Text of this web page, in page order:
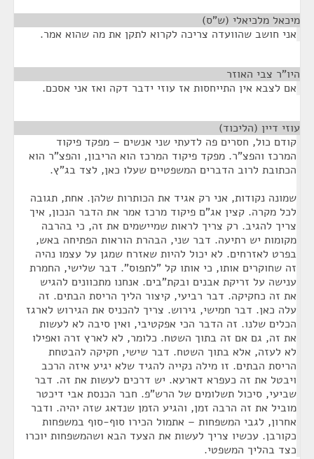
מיכאל מלכיאלי (ש"ס)
אני חושב שהוועדה צריכה לקרוא לתקן את מה שהוא אמר.
היו"ר צבי האוזר
אם לצבא אין התייחסות אז עוזי ידבר דקה ואז אני אסכם.
עוזי דיין (הליכוד)
קודם כול, חסרים פה לדעתי שני אנשים – מפקד פיקוד
המרכז והפצ"ר. מפקד פיקוד המרכז הוא הריבון, והפצ"ר הוא
הכתובת לרוב הדברים המשפטיים שעלו כאן, לצד בג"ץ.
שמונה נקודות, אני רק אגיד את הכותרות שלהן. אחת, תגובה
לכל מקרה. קצין אג"ם פיקוד מרכז אמר את הדבר הנכון, איך
צריך להגיב. רק צריך לראות שמיישמים את זה, כי בהרבה
מקומות יש רתיעה. דבר שני, הבהרת הוראות הפתיחה באש,
בפרט לאזרחים. לא יכול להיות שאזרח שמגן על עצמו נהיה
זה שחוקרים אותו, כי אותו קל "לתפוס". דבר שלישי, החמרת
ענישה על זריקת אבנים ובקת"בים. אנחנו מתכוונים להגיש
את זה כחקיקה. דבר רביעי, קיצור הליך הריסת הבתים. זה
עלה כאן. דבר חמישי, גירוש. צריך להכניס את הגירוש לארגז
הכלים שלנו. זה הדבר הכי אפקטיבי, ואין סיבה לא לעשות
את זה, גם אם זה בתוך השטח. כלומר, לא לארץ זרה ואפילו
לא לעזה, אלא בתוך השטח. דבר שישי, חקיקה להבטחת
הריסת הבתים. זו מילה נקייה להגיד שלא יגיע איזה הרכב
ויבטל את זה כעפרא דארעא. יש דרכים לעשות את זה. דבר
שביעי, סיכול תשלומים של הרש"פ. חבר הכנסת אבי דיכטר
מוביל את זה הרבה זמן, והגיע הזמן שנדאג שזה יהיה. ודבר
אחרון, לגבי המשפחות – אתמול הכירו סוף-סוף במשפחות
כקורבן. עכשיו צריך לעשות את הצעד הבא ושהמשפחות יוכרו
כצד בהליך המשפטי.